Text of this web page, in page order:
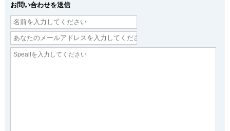
お問い合わせを送信